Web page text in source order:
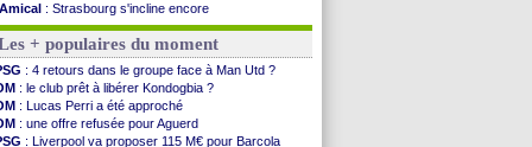
Amical : Strasbourg s'incline encore
Amical: Lille s'impose à Hambourg
Lens: Ganiou prolongé jusqu'en 2030 (officiel)
OM: le PSG, les précisions de Benatia
Amical: Paris SG-Man Utd, les compos
Amical: Chelsea corrige l'AC Milan
Argentine : Messi perd son papa
Amical: l'Inter s'offre la Juventus
+ populaires du moment
: 4 retours dans le groupe face à Man Utd ?
: le club prêt à libérer Kondogbia ?
: Lucas Perri a été approché
: une offre refusée pour Aguerd
: Liverpool va proposer 115 M€ pour Barcola